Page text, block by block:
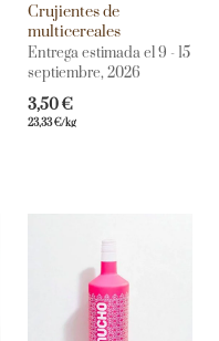
Crujientes de
multicereales
Entrega estimada el 9 - 15
septiembre, 2026
3,50€
23,33€/kg